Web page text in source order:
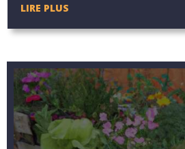
LIRE PLUS